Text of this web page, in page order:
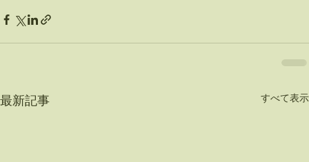
最新記事 すべて表示